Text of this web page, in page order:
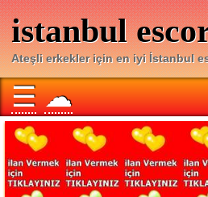
istanbul
Ateşli erkekler için en iyi İstanbul
☰ ☁